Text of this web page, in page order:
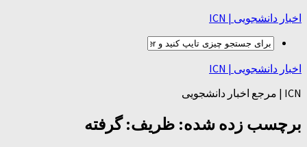
اخبار دانشجویی | ICN
اخبار دانشجویی | ICN
ICN | مرجع اخبار دانشجویی
برچسب زده شده: ظریف: گرفته